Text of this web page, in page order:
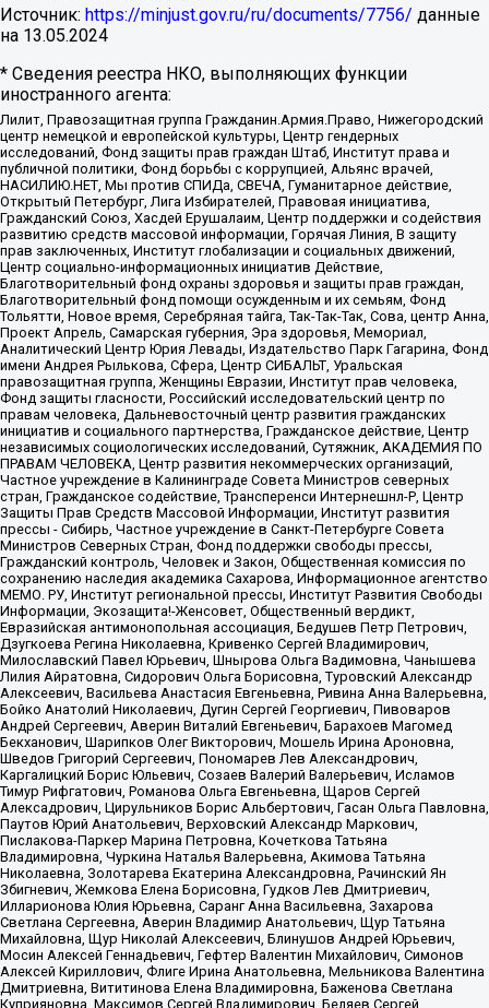
Источник: https://minjust.gov.ru/ru/documents/7756/ данные
на 13.05.2024
* Сведения реестра НКО, выполняющих функции
иностранного агента:
Лилит, Правозащитная группа Гражданин.Армия.Право, Нижегородский
центр немецкой и европейской культуры, Центр гендерных
исследований, Фонд защиты прав граждан Штаб, Институт права и
публичной политики, Фонд борьбы с коррупцией, Альянс врачей,
НАСИЛИЮ.НЕТ, Мы против СПИДа, СВЕЧА, Гуманитарное действие,
Открытый Петербург, Лига Избирателей, Правовая инициатива,
Гражданский Союз, Хасдей Ерушалаим, Центр поддержки и содействия
развитию средств массовой информации, Горячая Линия, В защиту
прав заключенных, Институт глобализации и социальных движений,
Центр социально-информационных инициатив Действие,
Благотворительный фонд охраны здоровья и защиты прав граждан,
Благотворительный фонд помощи осужденным и их семьям, Фонд
Тольятти, Новое время, Серебряная тайга, Так-Так-Так, Сова, центр Анна,
Проект Апрель, Самарская губерния, Эра здоровья, Мемориал,
Аналитический Центр Юрия Левады, Издательство Парк Гагарина, Фонд
имени Андрея Рылькова, Сфера, Центр СИБАЛЬТ, Уральская
правозащитная группа, Женщины Евразии, Институт прав человека,
Фонд защиты гласности, Российский исследовательский центр по
правам человека, Дальневосточный центр развития гражданских
инициатив и социального партнерства, Гражданское действие, Центр
независимых социологических исследований, Сутяжник, АКАДЕМИЯ ПО
ПРАВАМ ЧЕЛОВЕКА, Центр развития некоммерческих организаций,
Частное учреждение в Калининграде Совета Министров северных
стран, Гражданское содействие, Трансперенси Интернешнл-Р, Центр
Защиты Прав Средств Массовой Информации, Институт развития
прессы - Сибирь, Частное учреждение в Санкт-Петербурге Совета
Министров Северных Стран, Фонд поддержки свободы прессы,
Гражданский контроль, Человек и Закон, Общественная комиссия по
сохранению наследия академика Сахарова, Информационное агентство
МЕМО. РУ, Институт региональной прессы, Институт Развития Свободы
Информации, Экозащита!-Женсовет, Общественный вердикт,
Евразийская антимонопольная ассоциация, Бедушев Петр Петрович,
Дзугкоева Регина Николаевна, Кривенко Сергей Владимирович,
Милославский Павел Юрьевич, Шнырова Ольга Вадимовна, Чанышева
Лилия Айратовна, Сидорович Ольга Борисовна, Туровский Александр
Алексеевич, Васильева Анастасия Евгеньевна, Ривина Анна Валерьевна,
Бойко Анатолий Николаевич, Дугин Сергей Георгиевич, Пивоваров
Андрей Сергеевич, Аверин Виталий Евгеньевич, Барахоев Магомед
Бекханович, Шарипков Олег Викторович, Мошель Ирина Ароновна,
Шведов Григорий Сергеевич, Пономарев Лев Александрович,
Каргалицкий Борис Юльевич, Созаев Валерий Валерьевич, Исламов
Тимур Рифгатович, Романова Ольга Евгеньевна, Щаров Сергей
Алексадрович, Цирульников Борис Альбертович, Гасан Ольга Павловна,
Паутов Юрий Анатольевич, Верховский Александр Маркович,
Пислакова-Паркер Марина Петровна, Кочеткова Татьяна
Владимировна, Чуркина Наталья Валерьевна, Акимова Татьяна
Николаевна, Золотарева Екатерина Александровна, Рачинский Ян
Збигневич, Жемкова Елена Борисовна, Гудков Лев Дмитриевич,
Илларионова Юлия Юрьевна, Саранг Анна Васильевна, Захарова
Светлана Сергеевна, Аверин Владимир Анатольевич, Щур Татьяна
Михайловна, Щур Николай Алексеевич, Блинушов Андрей Юрьевич,
Мосин Алексей Геннадьевич, Гефтер Валентин Михайлович, Симонов
Алексей Кириллович, Флиге Ирина Анатольевна, Мельникова Валентина
Дмитриевна, Вититинова Елена Владимировна, Баженова Светлана
Куприяновна, Максимов Сергей Владимирович, Беляев Сергей